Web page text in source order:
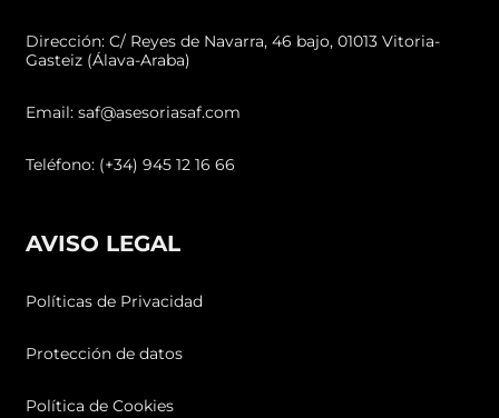
Dirección: C/ Reyes de Navarra, 46 bajo, 01013 Vitoria-
Gasteiz (Álava-Araba)
Email: saf@asesoriasaf.com
Teléfono: (+34) 945 12 16 66
AVISO LEGAL
Políticas de Privacidad
Protección de datos
Política de Cookies